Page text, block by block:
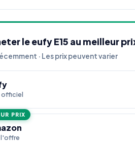
le eufy E15 au meilleur
· Les prix peuvent varier
officiel
PRIX
l'offre